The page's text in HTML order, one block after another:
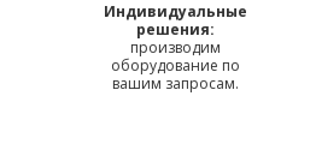
Индивидуальные
решения:
производим
оборудование по
вашим запросам.